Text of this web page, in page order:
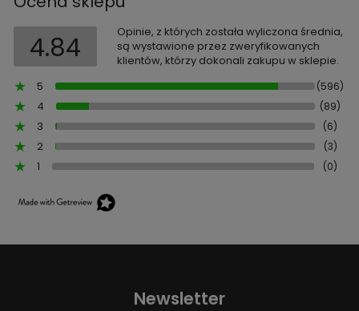
4.84
Opinie, z których została wyliczona średnia,
są wystawione przez zweryfikowanych
klientów, którzy dokonali zakupu w sklepie.
5
(596)
4 (89)
3 (6)
2 (3)
1 (0)
Newsletter